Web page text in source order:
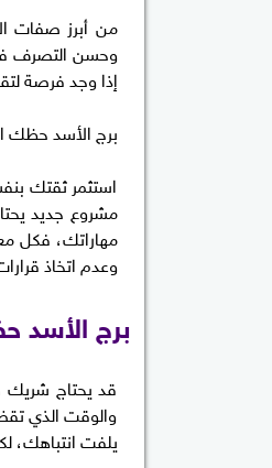
من أبرز صفات
وحسن التصرف في
إذا وجد فرصة
برج الأسد حظك
استثمر ثقتك
مشروع جديد
مهاراتك، فكل
وعدم اتخاذ
برج الأسد
قد يحتاج شريك
والوقت الذي
يلفت انتباهك،